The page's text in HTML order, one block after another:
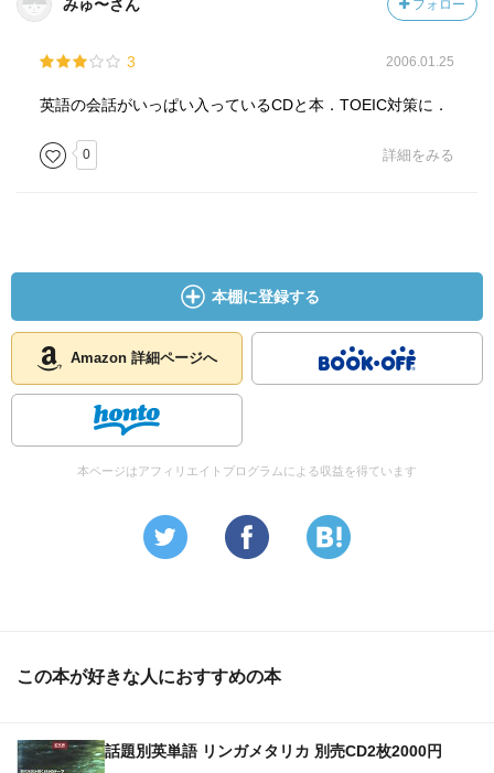
みゅ〜さん フォロー
3 2006.01.25
英語の会話がいっぱい入っているCDと本．TOEIC対策に．
0 詳細をみる
本棚に登録する
Amazon 詳細ページへ
本ページはアフィリエイトプログラムによる収益を得ています
この本が好きな人におすすめの本
話題別英単語 リンガメタリカ 別売CD2枚2000円